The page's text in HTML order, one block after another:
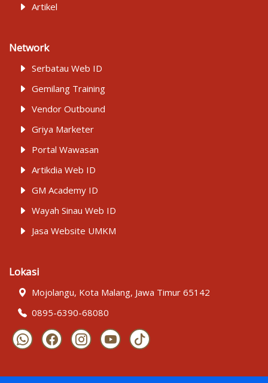
Artikel
Network
Serbatau Web ID
Gemilang Training
Vendor Outbound
Griya Marketer
Portal Wawasan
Artikdia Web ID
GM Academy ID
Wayah Sinau Web ID
Jasa Website UMKM
Lokasi
Mojolangu, Kota Malang, Jawa Timur 65142
0895-6390-68080